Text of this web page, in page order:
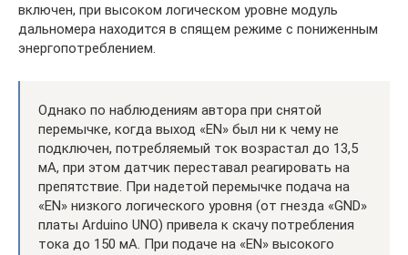
включен, при высоком логическом уровне модуль
дальномера находится в спящем режиме с пониженным
энергопотреблением.
Однако по наблюдениям автора при снятой
перемычке, когда выход «EN» был ни к чему не
подключен, потребляемый ток возрастал до 13,5
мА, при этом датчик переставал реагировать на
препятствие. При надетой перемычке подача на
«EN» низкого логического уровня (от гнезда «GND»
платы Arduino UNO) привела к скачу потребления
тока до 150 мА. При подаче на «EN» высокого